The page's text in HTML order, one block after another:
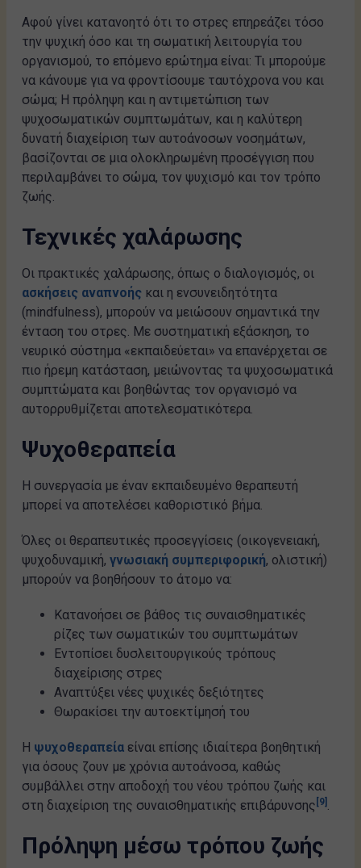
Αφού γίνει κατανοητό ότι το στρες επηρεάζει τόσο
την ψυχική όσο και τη σωματική λειτουργία του
οργανισμού, το επόμενο ερώτημα είναι: Τι μπορούμε
να κάνουμε για να φροντίσουμε ταυτόχρονα νου και
σώμα; Η πρόληψη και η αντιμετώπιση των
ψυχοσωματικών συμπτωμάτων, και η καλύτερη
δυνατή διαχείριση των αυτοάνοσων νοσημάτων,
βασίζονται σε μια ολοκληρωμένη προσέγγιση που
περιλαμβάνει το σώμα, τον ψυχισμό και τον τρόπο
ζωής.
Τεχνικές χαλάρωσης
Οι πρακτικές χαλάρωσης, όπως ο διαλογισμός, οι
ασκήσεις αναπνοής και η ενσυνειδητότητα
(mindfulness), μπορούν να μειώσουν σημαντικά την
ένταση του στρες. Με συστηματική εξάσκηση, το
νευρικό σύστημα «εκπαιδεύεται» να επανέρχεται σε
πιο ήρεμη κατάσταση, μειώνοντας τα ψυχοσωματικά
συμπτώματα και βοηθώντας τον οργανισμό να
αυτορρυθμίζεται αποτελεσματικότερα.
Ψυχοθεραπεία
Η συνεργασία με έναν εκπαιδευμένο θεραπευτή
μπορεί να αποτελέσει καθοριστικό βήμα.
Όλες οι θεραπευτικές προσεγγίσεις (οικογενειακή,
ψυχοδυναμική,γνωσιακή συμπεριφορική, ολιστική)
μπορούν να βοηθήσουν το άτομο να:
Κατανοήσει σε βάθος τις συναισθηματικές
ρίζες των σωματικών του συμπτωμάτων
Εντοπίσει δυσλειτουργικούς τρόπους
διαχείρισης στρες
Αναπτύξει νέες ψυχικές δεξιότητες
Θωρακίσει την αυτοεκτίμησή του
Η ψυχοθεραπεία είναι επίσης ιδιαίτερα βοηθητική
για όσους ζουν με χρόνια αυτοάνοσα, καθώς
συμβάλλει στην αποδοχή του νέου τρόπου ζωής και
στη διαχείριση της συναισθηματικής επιβάρυνσης [9]
Πρόληψη μέσω τρόπου ζωής